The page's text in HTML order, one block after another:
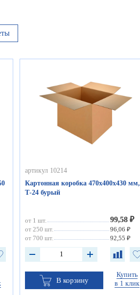
артикул 10214
Картонная коробка 470х400х430 мм,
Т-24 бурый
от 1 шт. 99,58 ₽
от 250 шт.
96,06 ₽
от 700 шт.
92,55 ₽
В корзину
Купить
в 1 клик